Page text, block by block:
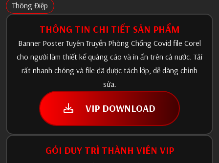
Thông Điệp
THÔNG TIN CHI TIẾT SẢN PHẨM
Banner Poster Tuyên Truyền Phòng Chống Covid file Corel
cho người làm thiết kế quảng cáo và in ấn trên cả nước. Tải
rất nhanh chóng và file đã được tách lớp, dễ dàng chỉnh
sửa.
VIP DOWNLOAD
GÓI DUY TRÌ THÀNH VIÊN VIP